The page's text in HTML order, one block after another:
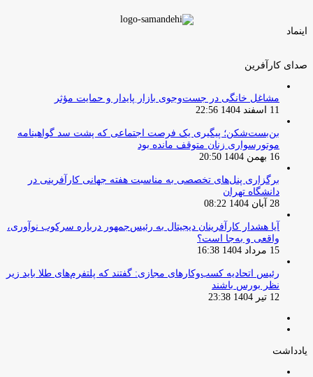
اینماد
صدای کارآفرین
مشاغل خانگی در جست‌وجوی بازار پایدار و حمایت مؤثر
11 اسفند 1404 22:56
بن‌بست‌شکن؛ پیگیری یک فرصت اجتماعی که پشت سد گواهینامه
موتورسواری زنان متوقف مانده بود
16 بهمن 1404 20:50
برگزاری پنل‌های تخصصی به مناسبت هفته جهانی کارآفرینی در
دانشگاه تهران
28 آبان 1404 08:22
آیا هشدار کارآفرینان دیجیتال به رئیس‌جمهور درباره سرکوب نوآوری،
واقعی و به‌جا است؟
15 مرداد 1404 16:38
‏رئیس اتحادیه کسب‌وکارهای مجازی: گفتند که پلتفرم‌های طلا باید زیر
نظر بورس باشند
12 تیر 1404 23:38
یادداشت